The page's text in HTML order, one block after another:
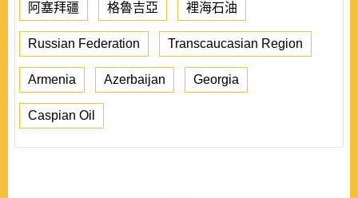
阿塞拜疆 格魯吉亞 裡海石油
Russian Federation Transcaucasian Region
Armenia Azerbaijan Georgia
Caspian Oil